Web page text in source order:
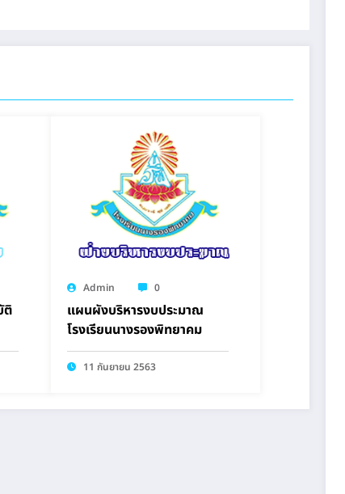
ติ
Admin 0
แผนผังบริหารงบประมาณ
โรงเรียนนางรองพิทยาคม
11 กันยายน 2563